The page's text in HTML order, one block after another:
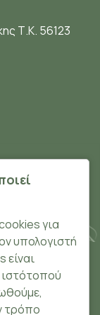
Τ.Κ. 56123
για
υπολογιστή
ιστότοπού
τρόπο